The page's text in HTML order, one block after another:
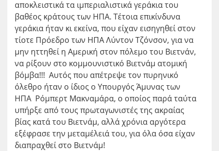
αποκλειστικά τα ιμπεριαλιστικά γεράκια του
βαθέος κράτους των ΗΠΑ. Τέτοια επικίνδυνα
γεράκια ήταν κι εκείνα, που είχαν εισηγηθεί στον
τίοτε Πρόεδρο των ΗΠΑ Λύντον Τζόνσον, για να
μην ηττηθεί η Αμερική στον πόλεμο του Βιετνάν,
να ρίξουν στο κομμουνιστικό Βιετνάμ ατομική
βόμβα!!! Αυτός που απέτρεψε τον πυρηνικό
όλεθρο ήταν ο ίδιος ο Υπουργός Άμυνας των
ΗΠΑ Ρόμπερτ Μακναμάρα, ο οποίος παρά ταύτα
υπήρξε από τους πρωταγωνιστές της ακραίας
βίας κατά του Βιετνάμ, αλλά χρόνια αργότερα
εξέφρασε την μεταμέλειά του, για όλα όσα είχαν
διαπραχθεί στο Βιετνάμ!